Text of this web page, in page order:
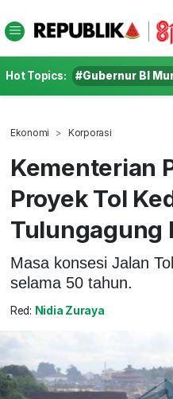
Hot Topics: #Gubernur BI
Ekonomi Korporasi
Kementerian
Proyek Tol
Tulungagung
Masa konsesi Jalan
selama 50 tahun.
Red: Nidia Zuraya